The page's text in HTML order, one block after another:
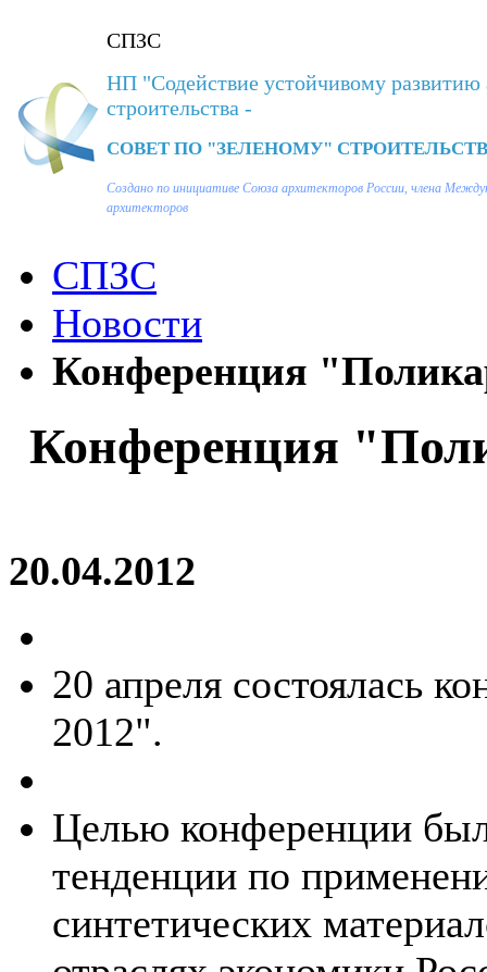
СПЗС
НП "Содействие устойчивому развитию
строительства -
СОВЕТ ПО "ЗЕЛЕНОМУ"
Создано по инициативе Союза архитекторов России, члена
архитекторов
СПЗС
Новости
Конференция
Конференция
20.04.2012
20 апреля состоялась
2012".
Целью конференции
тенденции по
синтетических